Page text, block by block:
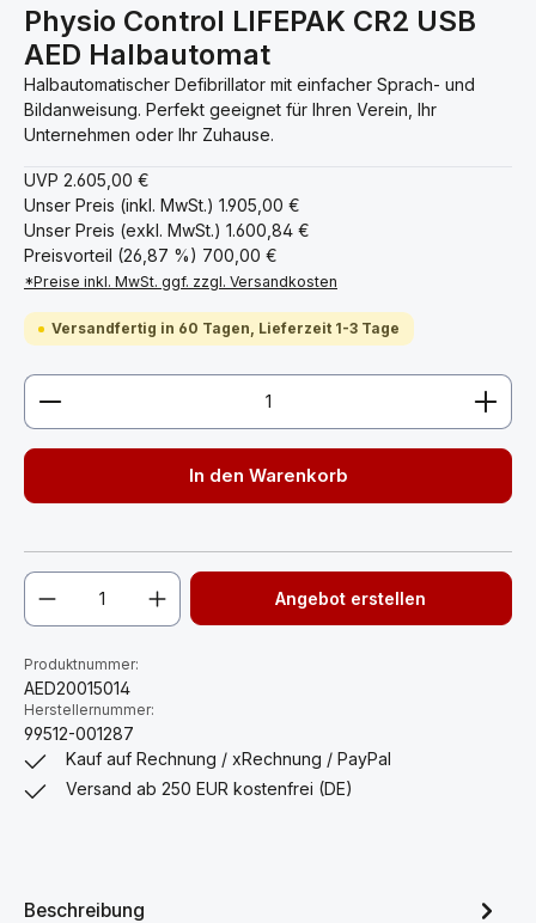
Physio Control LIFEPAK CR2 USB
AED Halbautomat
Halbautomatischer Defibrillator mit einfacher Sprach- und
Bildanweisung. Perfekt geeignet für Ihren Verein, Ihr
Unternehmen oder Ihr Zuhause.
UVP 2.605,00 €
Unser Preis (inkl. MwSt.) 1.905,00 €
Unser Preis (exkl. MwSt.) 1.600,84 €
Preisvorteil (26,87 %) 700,00 €
*Preise inkl. MwSt. ggf. zzgl. Versandkosten
Versandfertig in 60 Tagen, Lieferzeit 1-3 Tage
Produkt Anzahl: Gib den gewünschten Wert ein
In den Warenkorb
Angebot erstellen
Produktnummer:
AED20015014
Herstellernummer:
99512-001287
Kauf auf Rechnung / xRechnung / PayPal
Versand ab 250 EUR kostenfrei (DE)
Beschreibung